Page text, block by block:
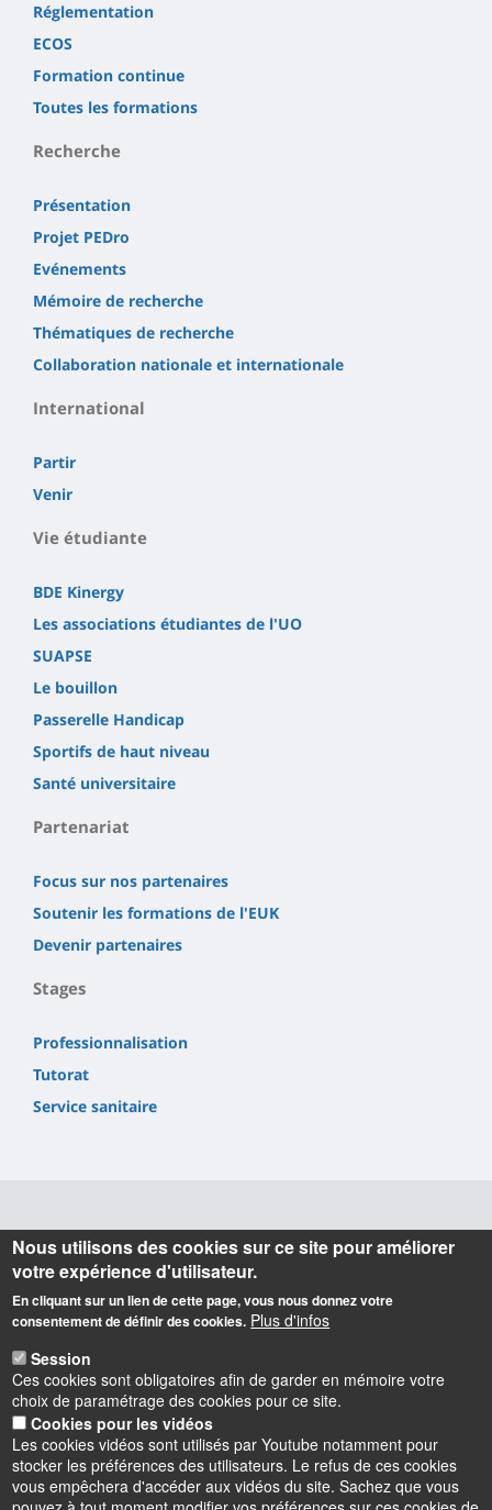
Réglementation
ECOS
Formation continue
Toutes les formations
Recherche
Présentation
Projet PEDro
Evénements
Mémoire de recherche
Thématiques de recherche
Collaboration nationale et internationale
International
Partir
Venir
Vie étudiante
BDE Kinergy
Les associations étudiantes de l'UO
SUAPSE
Le bouillon
Passerelle Handicap
Sportifs de haut niveau
Santé universitaire
Partenariat
Focus sur nos partenaires
Soutenir les formations de l'EUK
Devenir partenaires
Stages
Professionnalisation
Tutorat
Service sanitaire
Informations
Faculté des Sciences
Bâtiment Michel Royer
Rue de Chartres
45100 Orléans
Tel : 02 38 41 76 89
Latitude : 47.8462248
Longitude: 1.9338402
Nous utilisons des cookies sur ce site pour améliorer
votre expérience d'utilisateur.
En cliquant sur un lien de cette page, vous nous donnez votre
consentement de définir des cookies. Plus d'infos
Session
Ces cookies sont obligatoires afin de garder en mémoire votre
choix de paramétrage des cookies pour ce site.
Cookies pour les vidéos
Les cookies vidéos sont utilisés par Youtube notamment pour
stocker les préférences des utilisateurs. Le refus de ces cookies
vous empêchera d'accéder aux vidéos du site. Sachez que vous